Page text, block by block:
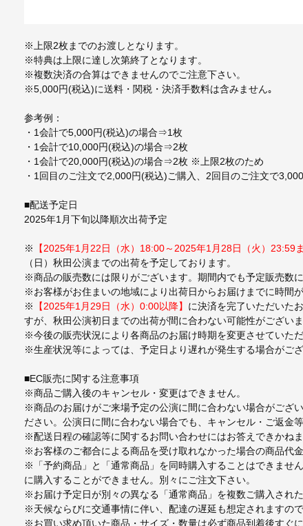
※上限2枚までのお渡しとなります。
※特典は上限に達し次第終了となります。
※複数決済の合算はできませんのでご注意下さい。
※5,000円(税込)に送料・関税・決済手数料は含みません｡
参考例：
・1会計で5,000円(税込)の場合⇒1枚
・1会計で10,000円(税込)の場合⇒2枚
・1会計で20,000円(税込)の場合⇒2枚 ※上限2枚のため
・1回目のご注文で2,000円(税込)ご購入、2回目のご注文で
■配送予定日
2025年1月下旬以降順次出荷予定
※ 【2025年1月22日（水）18:00～2025年1月28日（火）23:59ま
（日）秋田公演までの出荷を予定しております。
※商品の販売数には限りがございます。期間内でも予定販売数
※お客様がお住まいの地域により出荷日からお届けまでに時間
※
【2025年1月29日（水）0:00以降】 に決済を完了いただいた
すが、秋田公演初日までの出荷が間に合わない可能性がござい
※今後の販売状況により各商品のお届け時期を変更させていただ
※生産状況等によっては、予定日より遅れが発生する場合がご
■EC販売に関する注意事項
※商品ご購入後のキャンセル・変更はできません。
※商品のお届けがご来場予定の公演に間に合わない場合がござ
ださい。公演日に間に合わない場合でも、キャンセル・ご返金
※配送日程の確認等に関するお問い合わせにはお答えできかねま
※お客様のご都合による商品を受け取れなかった場合の商品代
※「予約商品」と「通常商品」を同時購入することはできませ
に購入することができません。別々にご注文下さい。
※お届け予定日が別々の異なる「通常商品」を複数ご購入され
※天候ならびに交通事情に伴い、配達の遅延も想定されますの
※お買い求め頂いた商品・サイズ・数量は必ず商品到着後すぐ